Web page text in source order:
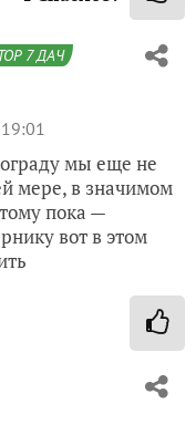
7 ДАЧ
мы еще не
мере, в значимом
пока —
вот в этом